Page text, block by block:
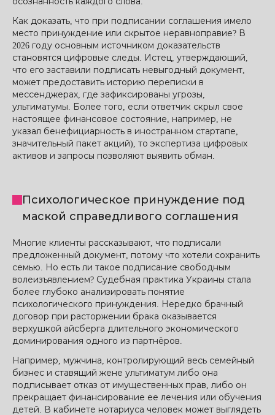
Как доказать, что при подписании соглашения имело
место принуждение или скрытое неравноправие? В
2026 году основным источником доказательств
становятся цифровые следы. Истец, утверждающий,
что его заставили подписать невыгодный документ,
может предоставить историю переписки в
мессенджерах, где зафиксированы угрозы,
ультиматумы. Более того, если ответчик скрыл свое
настоящее финансовое состояние, например, не
указал бенефициарность в иностранном стартапе,
значительный пакет акций), то экспертиза цифровых
активов и запросы позволяют выявить обман.
Психологическое принуждение под
маской справедливого соглашения
Многие клиенты рассказывают, что подписали
предложенный документ, потому что хотели сохранить
семью. Но есть ли такое подписание свободным
волеизъявлением? Судебная практика Украины стала
более глубоко анализировать понятие
психологического принуждения. Нередко брачный
договор при расторжении брака оказывается
верхушкой айсберга длительного экономического
доминирования одного из партнёров.
Например, мужчина, контролирующий весь семейный
бизнес и ставящий жене ультиматум либо она
подписывает отказ от имущественных прав, либо он
прекращает финансирование ее лечения или обучения
детей. В кабинете нотариуса человек может выглядеть